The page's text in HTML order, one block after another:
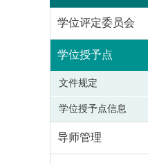
学位评定委员会
学位授予点
文件规定
学位授予点信息
导师管理